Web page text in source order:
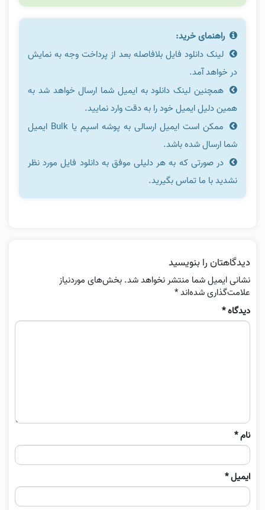
راهنمای خرید:
لینک دانلود فایل بلافاصله بعد از پرداخت وجه به نمایش
در خواهد آمد.
همچنین لینک دانلود به ایمیل شما ارسال خواهد شد به
همین دلیل ایمیل خود را به دقت وارد نمایید.
ممکن است ایمیل ارسالی به پوشه اسپم یا Bulk ایمیل
شما ارسال شده باشد.
در صورتی که به هر دلیلی موفق به دانلود فایل مورد نظر
نشدید با ما تماس بگیرید.
دیدگاهتان را بنویسید
نشانی ایمیل شما منتشر نخواهد شد. بخش‌های موردنیاز
علامت‌گذاری شده‌اند*
دیدگاه*
نام*
ایمیل*